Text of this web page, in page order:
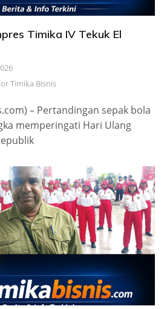
Timika IV Tekuk El
Timika Bisnis
– Pertandingan sepak bola
memperingati Hari Ulang